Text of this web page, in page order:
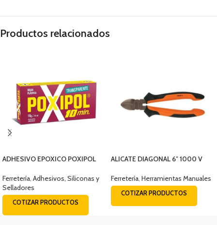
Productos relacionados
ADHESIVO EPOXICO POXIPOL
Ferretería Adhesivos, Siliconas y
Selladores
COTIZAR PRODUCTOS
ALICATE DIAGONAL 6″ 1000 V
Ferretería Herramientas Manuales
COTIZAR PRODUCTOS